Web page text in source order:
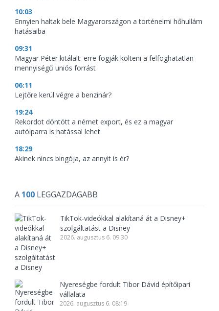
10:03
Ennyien haltak bele Magyarországon a történelmi hőhullám
hatásaiba
09:31
Magyar Péter kitálalt: erre fogják költeni a felfoghatatlan
mennyiségű uniós forrást
06:11
Lejtőre kerül végre a benzinár?
19:24
Rekordot döntött a német export, és ez a magyar
autóiparra is hatással lehet
18:29
Akinek nincs bingója, az annyit is ér?
A 100 LEGGAZDAGABB
TikTok-videókkal alakítaná át a Disney+
szolgáltatást a Disney
2026. augusztus 6. 09:30
Nyereségbe fordult Tibor Dávid építőipari
vállalata
2026. augusztus 6. 08:19